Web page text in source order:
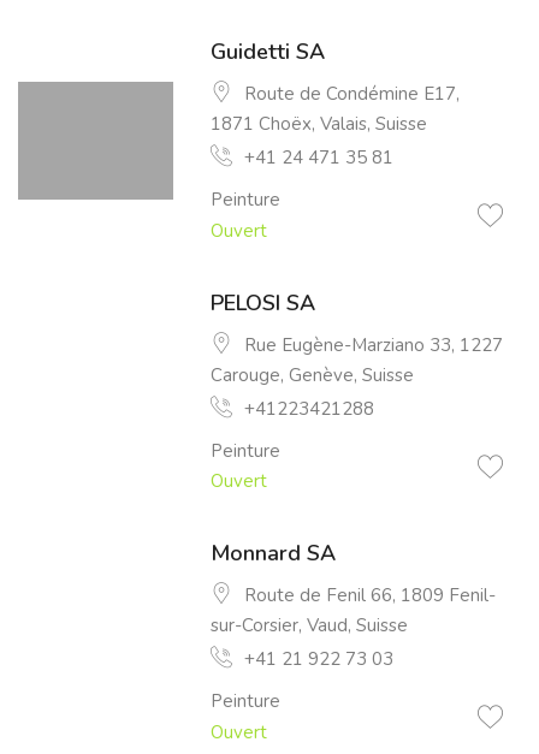
Guidetti SA
Route de Condémine E17,
1871 Choëx, Valais, Suisse
+41 24 471 35 81
Peinture
Ouvert
PELOSI SA
Rue Eugène-Marziano 33, 1227
Carouge, Genève, Suisse
+41223421288
Peinture
Ouvert
Monnard SA
Route de Fenil 66, 1809 Fenil-
sur-Corsier, Vaud, Suisse
+41 21 922 73 03
Peinture
Ouvert